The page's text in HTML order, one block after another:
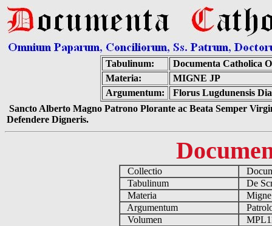
Tabulinum:
Documenta Catholica
Materia:
MIGNE JP
Argumentum:
Florus Lugdunensis
Sancto Alberto Magno Patrono Plorante ac Beata Semper
Defendere Digneris.
Collectio
Tabulinum
De
Materia
Argumentum
Volumen